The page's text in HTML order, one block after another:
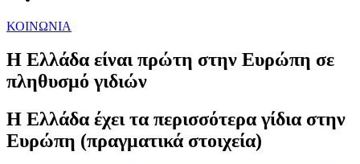
ΚΟΙΝΩΝΙΑ
Η Ελλάδα είναι πρώτη στην Ευρώπη σε
πληθυσμό γιδιών
Η Ελλάδα έχει τα περισσότερα γίδια στην
Ευρώπη (πραγματικά στοιχεία)